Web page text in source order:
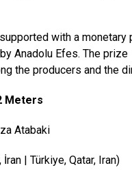
with a monetary
Anadolu Efes. The prize
the producers and the
Meters
Atabaki
İran | Türkiye, Qatar, Iran)